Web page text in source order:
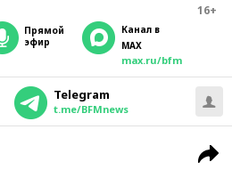
16+
прямой
эфир
Канал в
MAX
max.ru/bfm
Telegram
t.me/BFMnews